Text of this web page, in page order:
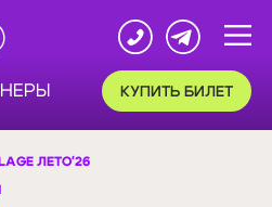
КУПИТЬ БИЛЕТ
ЛЕТО'26